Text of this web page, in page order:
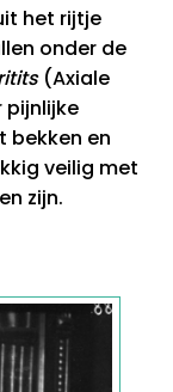
het rijtje
onder de
(Axiale
pijnlijke
bekken en
veilig met
zijn.